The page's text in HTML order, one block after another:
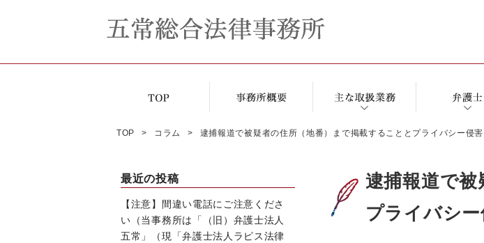
TOP コラム 逮捕報道で被疑者の住所（地番）まで掲載することとプライバシー侵
最近の投稿
【注意】間違い電話にご注意くださ
い（当事務所は「（旧）弁護士法人
五常」（現「弁護士法人ラピス法律
逮捕報道で
プライバシー